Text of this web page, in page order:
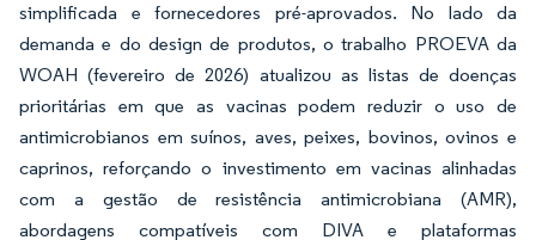
simplificada e fornecedores pré-aprovados. No lado da
demanda e do design de produtos, o trabalho PROEVA da
WOAH (fevereiro de 2026) atualizou as listas de doenças
prioritárias em que as vacinas podem reduzir o uso de
antimicrobianos em suínos, aves, peixes, bovinos, ovinos e
caprinos, reforçando o investimento em vacinas alinhadas
com a gestão de resistência antimicrobiana (AMR),
abordagens compatíveis com DIVA e plataformas